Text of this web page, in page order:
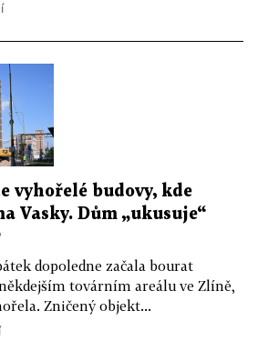
vyhořelé budovy, kde
Vasky. Dům „ukusuje“
dopoledne začala bourat
továrním areálu ve Zlíně,
Zničený objekt...